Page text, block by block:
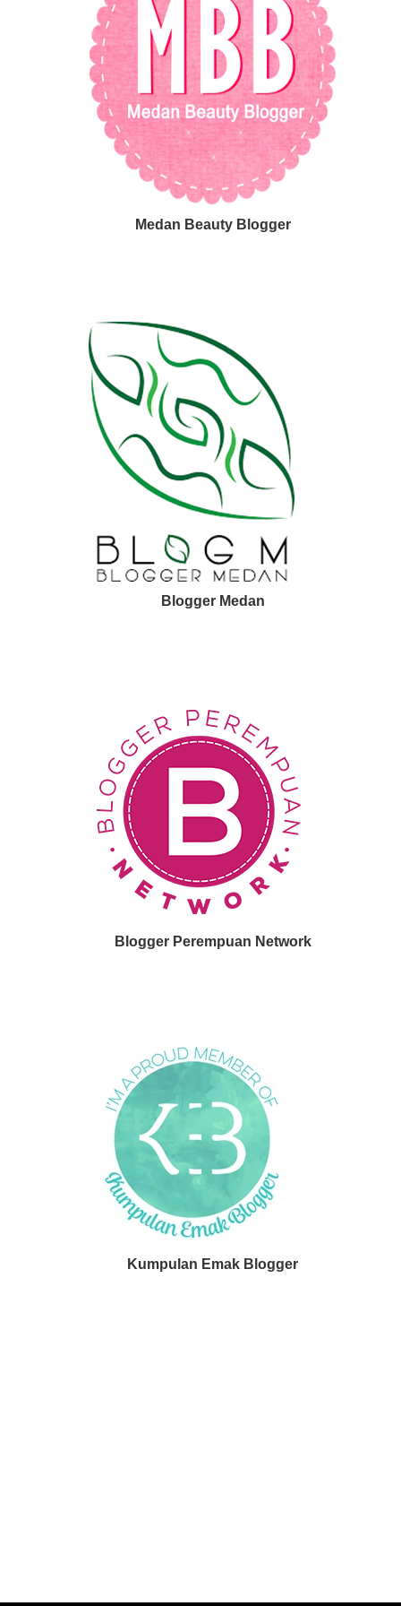
Medan Beauty Blogger
Blogger Medan
Blogger Perempuan Network
Kumpulan Emak Blogger